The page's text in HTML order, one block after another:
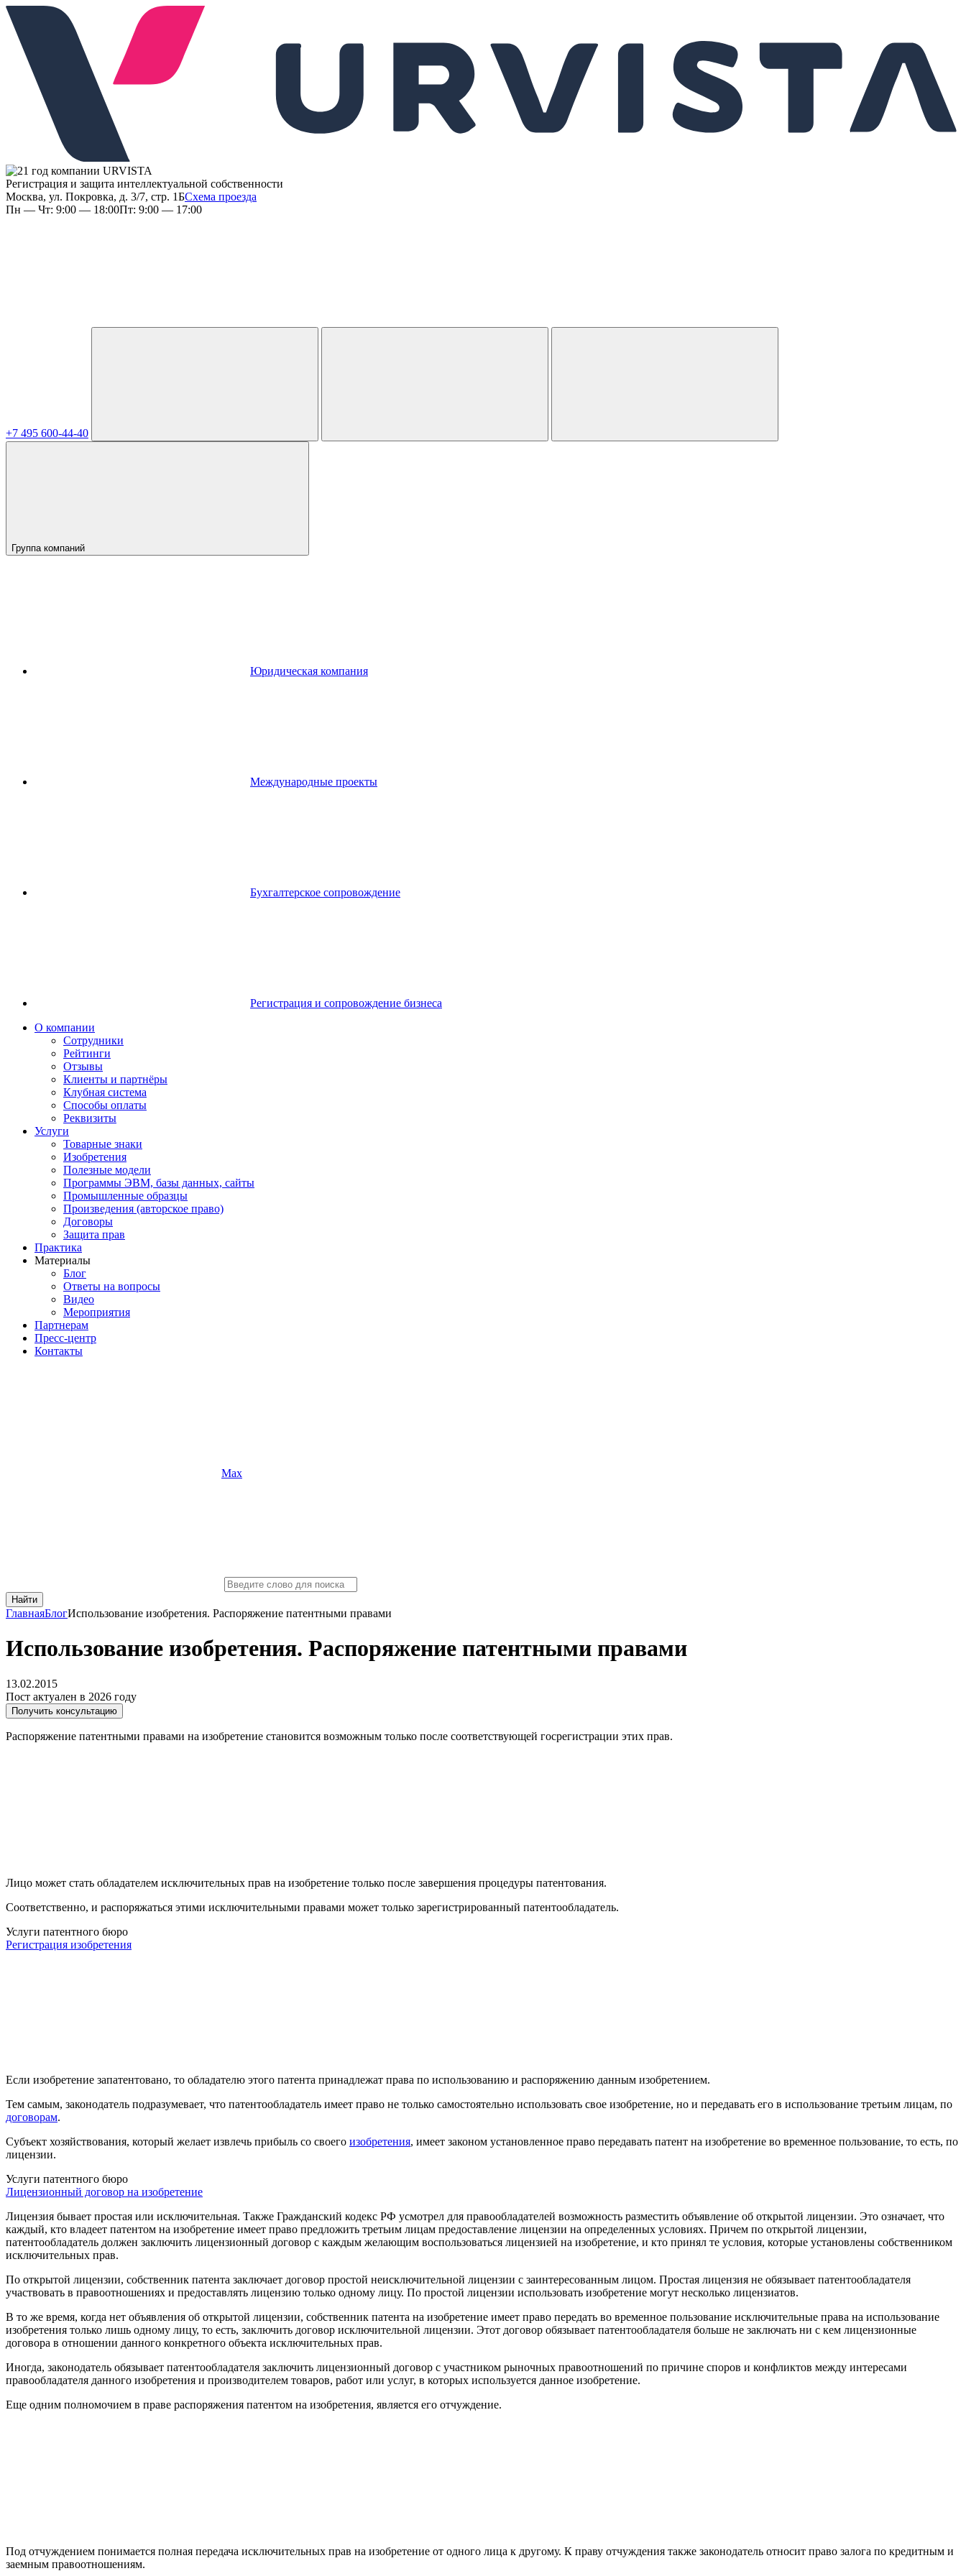
Регистрация и защита интеллектуальной собственности
Москва, ул. Покровка, д. 3/7, стр. 1БСхема проезда
Пн — Чт: 9:00 — 18:00Пт: 9:00 — 17:00
+7 495 600-44-40
Группа компаний
Юридическая компания
Международные проекты
Бухгалтерское сопровождение
Регистрация и сопровождение бизнеса
О компании
Сотрудники
Рейтинги
Отзывы
Клиенты и партнёры
Клубная система
Способы оплаты
Реквизиты
Услуги
Товарные знаки
Изобретения
Полезные модели
Программы ЭВМ, базы данных, сайты
Промышленные образцы
Произведения (авторское право)
Договоры
Защита прав
Практика
Материалы
Блог
Ответы на вопросы
Видео
Мероприятия
Партнерам
Пресс-центр
Контакты
Max
Найти
ГлавнаяБлогИспользование изобретения. Распоряжение патентными правами
Использование изобретения. Распоряжение патентными правами
13.02.2015
Пост актуален в 2026 году
Получить консультацию
Распоряжение патентными правами на изобретение становится возможным только после соответствующей госрегистрации этих прав.
Лицо может стать обладателем исключительных прав на изобретение только после завершения процедуры патентования.
Соответственно, и распоряжаться этими исключительными правами может только зарегистрированный патентообладатель.
Услуги патентного бюро
Регистрация изобретения
Если изобретение запатентовано, то обладателю этого патента принадлежат права по использованию и распоряжению данным изобретением.
Тем самым, законодатель подразумевает, что патентообладатель имеет право не только самостоятельно использовать свое изобретение, но и передавать его в использование третьим лицам, по
договорам.
Субъект хозяйствования, который желает извлечь прибыль со своего изобретения, имеет законом установленное право передавать патент на изобретение во временное пользование, то есть, по
лицензии.
Услуги патентного бюро
Лицензионный договор на изобретение
Лицензия бывает простая или исключительная. Также Гражданский кодекс РФ усмотрел для правообладателей возможность разместить объявление об открытой лицензии. Это означает, что
каждый, кто владеет патентом на изобретение имеет право предложить третьим лицам предоставление лицензии на определенных условиях. Причем по открытой лицензии,
патентообладатель должен заключить лицензионный договор с каждым желающим воспользоваться лицензией на изобретение, и кто принял те условия, которые установлены собственником
исключительных прав.
По открытой лицензии, собственник патента заключает договор простой неисключительной лицензии с заинтересованным лицом. Простая лицензия не обязывает патентообладателя
участвовать в правоотношениях и предоставлять лицензию только одному лицу. По простой лицензии использовать изобретение могут несколько лицензиатов.
В то же время, когда нет объявления об открытой лицензии, собственник патента на изобретение имеет право передать во временное пользование исключительные права на использование
изобретения только лишь одному лицу, то есть, заключить договор исключительной лицензии. Этот договор обязывает патентообладателя больше не заключать ни с кем лицензионные
договора в отношении данного конкретного объекта исключительных прав.
Иногда, законодатель обязывает патентообладателя заключить лицензионный договор с участником рыночных правоотношений по причине споров и конфликтов между интересами
правообладателя данного изобретения и производителем товаров, работ или услуг, в которых используется данное изобретение.
Еще одним полномочием в праве распоряжения патентом на изобретения, является его отчуждение.
Под отчуждением понимается полная передача исключительных прав на изобретение от одного лица к другому. К праву отчуждения также законодатель относит право залога по кредитным и
заемным правоотношениям.